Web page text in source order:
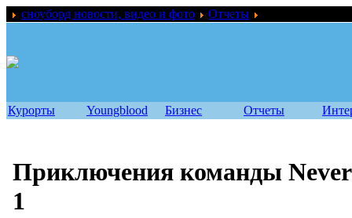
сноуборд новости, видео и фото Отчеты
Курорты Youngblood Бизнес Отчеты
Приключения команды
1